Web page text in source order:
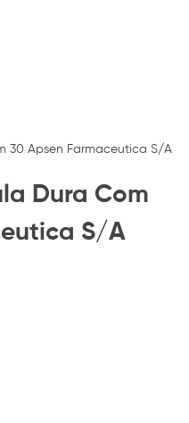
30 Apsen Farmaceutica S/A
Dura Com
S/A